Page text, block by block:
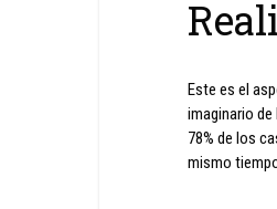
Este es el
imaginario de
78% de los
mismo